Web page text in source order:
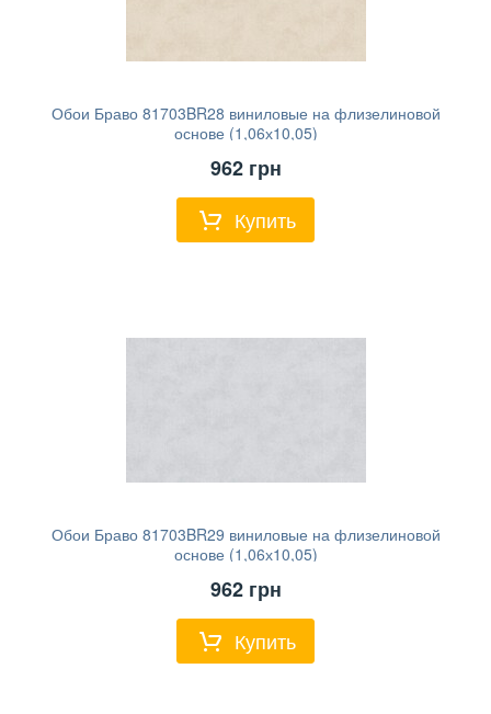
Обои Браво 81703BR28 виниловые на флизелиновой
основе (1,06х10,05)
962грн
Купить
Обои Браво 81703BR29 виниловые на флизелиновой
основе (1,06х10,05)
962грн
Купить